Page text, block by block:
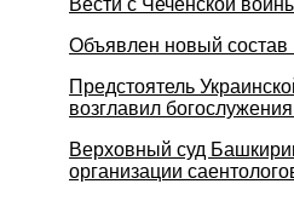
Вести с Чеченской
Объявлен новый
Предстоятель
возглавил
Верховный суд
организации